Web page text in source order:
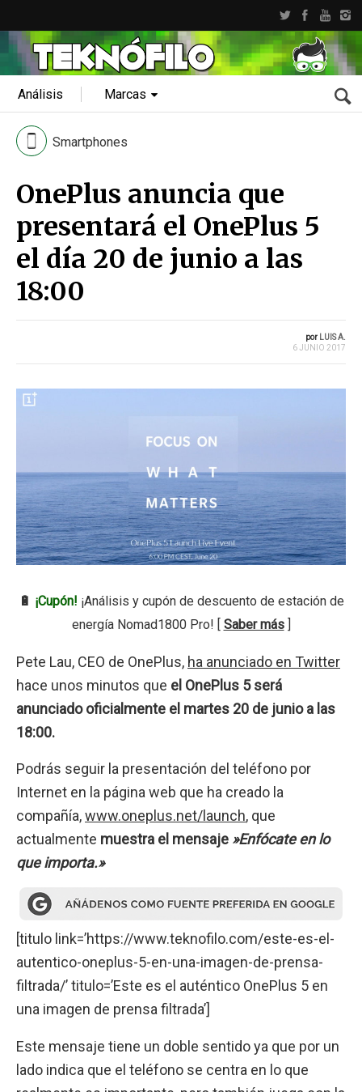
Análisis Marcas
Smartphones
OnePlus anuncia que
presentará el OnePlus 5
el día 20 de junio a las
18:00
por LUIS A.
6 JUNIO 2017
🔋 ¡Cupón! ¡Análisis y cupón de descuento de estación de
energía Nomad1800 Pro! [ Saber más]
Pete Lau, CEO de OnePlus, ha anunciado en Twitter
hace unos minutos que el OnePlus 5 será
anunciado oficialmente el martes 20 de junio a las
18:00.
Podrás seguir la presentación del teléfono por
Internet en la página web que ha creado la
compañía,www.oneplus.net/launch, que
actualmente muestra el mensaje »Enfócate en lo
que importa.»
[titulo link=’https://www.teknofilo.com/este-es-el-
autentico-oneplus-5-en-una-imagen-de-prensa-
filtrada/’ titulo=’Este es el auténtico OnePlus 5 en
una imagen de prensa filtrada’]
Este mensaje tiene un doble sentido ya que por un
lado indica que el teléfono se centra en lo que